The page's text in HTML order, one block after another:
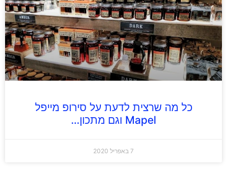
כל מה שרצית לדעת על סירופ מייפל
Mapel וגם מתכון…
7 באפריל 2020